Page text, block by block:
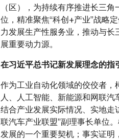
（区），为持续有序推进长三
位，精准聚焦“科创+产业”战略
力发展生产性服务业，推动与
展重要动力源。
在习近平总书记新发展理念的指
作为工业自动化领域的佼佼者，
人、人工智能、新能源和网联
结合产业发展实际情况、实地走
联汽车产业联盟”副理事长单位
发展的一个重要契机；事实证明